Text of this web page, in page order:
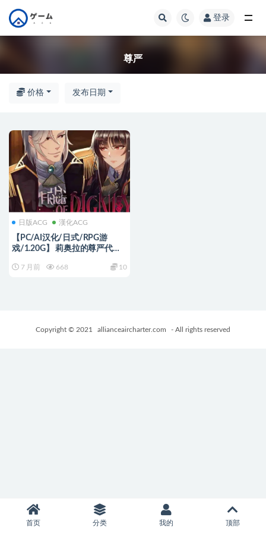
登录
尊严
价格 发布日期
日版ACG 漢化ACG
【PC/AI汉化/日式/RPG游
戏/1.20G】 莉奥拉的尊严代价
Ver0.3 AI汉化步兵版+MOD+日
7 月前 668 10
Copyright © 2021 allianceaircharter.com - All rights reserved
首页 分类 我的 顶部